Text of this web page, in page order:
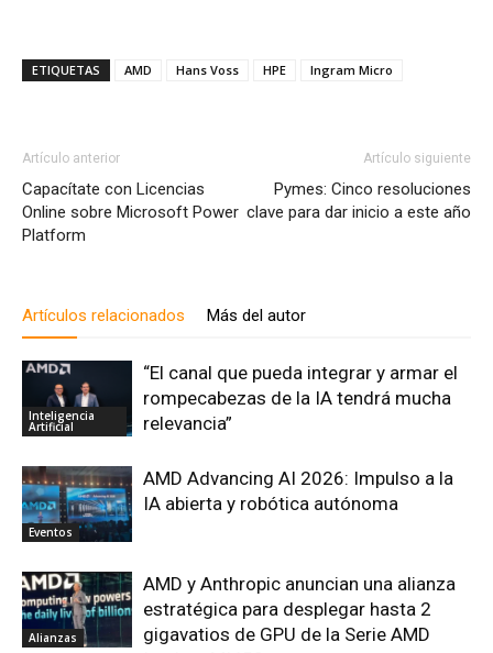
ETIQUETAS AMD Hans Voss HPE Ingram Micro
Artículo anterior
Capacítate con Licencias
Online sobre Microsoft Power
Platform
Artículo siguiente
Pymes: Cinco resoluciones
clave para dar inicio a este año
Artículos relacionados Más del autor
Inteligencia
Artificial
“El canal que pueda integrar y armar el
rompecabezas de la IA tendrá mucha
relevancia”
Eventos
AMD Advancing AI 2026: Impulso a la
IA abierta y robótica autónoma
Alianzas
AMD y Anthropic anuncian una alianza
estratégica para desplegar hasta 2
gigavatios de GPU de la Serie AMD